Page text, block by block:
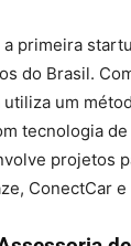
a primeira
do Brasil.
um
tecnologia
projetos
ConectCar e